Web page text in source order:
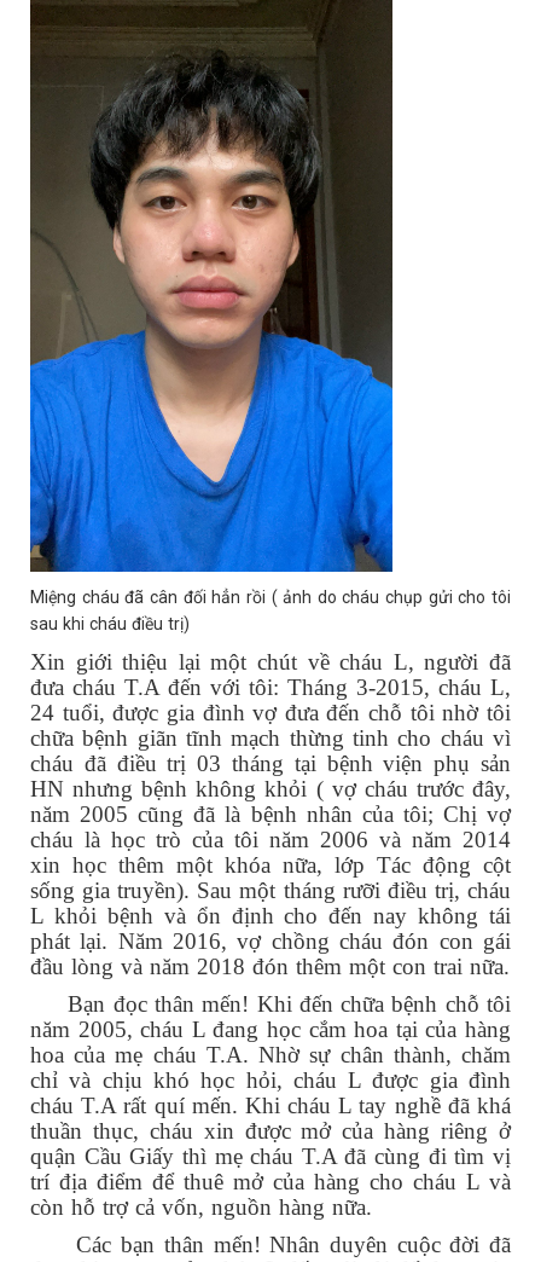
Miệng cháu đã cân đối hẳn rồi ( ảnh do cháu chụp gửi cho tôi
sau khi cháu điều trị)
Xin giới thiệu lại một chút về cháu L, người đã
đưa cháu T.A đến với tôi: Tháng 3-2015, cháu L,
24 tuổi, được gia đình vợ đưa đến chỗ tôi nhờ tôi
chữa bệnh giãn tĩnh mạch thừng tinh cho cháu vì
cháu đã điều trị 03 tháng tại bệnh viện phụ sản
HN nhưng bệnh không khỏi ( vợ cháu trước đây,
năm 2005 cũng đã là bệnh nhân của tôi; Chị vợ
cháu là học trò của tôi năm 2006 và năm 2014
xin học thêm một khóa nữa, lớp Tác động cột
sống gia truyền). Sau một tháng rưỡi điều trị, cháu
L khỏi bệnh và ổn định cho đến nay không tái
phát lại. Năm 2016, vợ chồng cháu đón con gái
đầu lòng và năm 2018 đón thêm một con trai nữa.
Bạn đọc thân mến! Khi đến chữa bệnh chỗ tôi
năm 2005, cháu L đang học cắm hoa tại của hàng
hoa của mẹ cháu T.A. Nhờ sự chân thành, chăm
chỉ và chịu khó học hỏi, cháu L được gia đình
cháu T.A rất quí mến. Khi cháu L tay nghề đã khá
thuần thục, cháu xin được mở của hàng riêng ở
quận Cầu Giấy thì mẹ cháu T.A đã cùng đi tìm vị
trí địa điểm để thuê mở của hàng cho cháu L và
còn hỗ trợ cả vốn, nguồn hàng nữa.
Các bạn thân mến! Nhân duyên cuộc đời đã